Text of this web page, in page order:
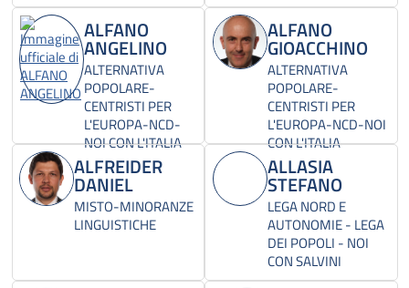
ALFANO
ANGELINO
ALTERNATIVA
POPOLARE-
CENTRISTI PER
L'EUROPA-NCD-
NOI CON L'ITALIA
ALFANO
GIOACCHINO
ALTERNATIVA
POPOLARE-
CENTRISTI PER
L'EUROPA-NCD-NOI
CON L'ITALIA
ALFREIDER
DANIEL
MISTO-MINORANZE
LINGUISTICHE
ALLASIA
STEFANO
LEGA NORD E
AUTONOMIE - LEGA
DEI POPOLI - NOI
CON SALVINI